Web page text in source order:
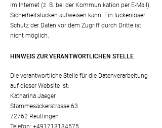
im Internet (z. B. bei der Kommunikation per E-Mail)
Sicherheitslücken aufweisen kann. Ein lückenloser
Schutz der Daten vor dem Zugriff durch Dritte ist
nicht möglich.
HINWEIS ZUR VERANTWORTLICHEN STELLE
Die verantwortliche Stelle für die Datenverarbeitung
auf dieser Website ist:
Katharina Jaeger
Stämmesäckerstrasse 63
72762 Reutlingen
Telefon: +491713134575